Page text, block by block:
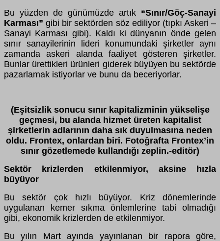
Bu yüzden de günümüzde artık “Sınır/Göç-Sanayi
Karması” gibi bir sektörden söz ediliyor (tıpkı Askeri –
Sanayi Karması gibi). Kaldı ki dünyanın önde gelen
sınır sanayilerinin lideri konumundaki şirketler aynı
zamanda askeri alanda faaliyet gösteren şirketler.
Bunlar ürettikleri ürünleri giderek büyüyen bu sektörde
pazarlamak istiyorlar ve bunu da beceriyorlar.
(Eşitsizlik sonucu sınır kapitalizminin yükselişe
geçmesi, bu alanda hizmet üreten kapitalist
şirketlerin adlarının daha sık duyulmasına neden
oldu. Frontex, onlardan biri. Fotoğrafta Frontex’in
sınır gözetlemede kullandığı zeplin.-editör)
Sektör krizlerden etkilenmiyor, aksine hızla
büyüyor
Bu sektör çok hızlı büyüyor. Kriz dönemlerinde
uygulanan kemer sıkma önlemlerine tabi olmadığı
gibi, ekonomik krizlerden de etkilenmiyor.
Bu yılın Mart ayında yayınlanan bir rapora göre,